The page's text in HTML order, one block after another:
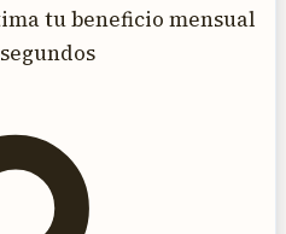
tu beneficio mensual